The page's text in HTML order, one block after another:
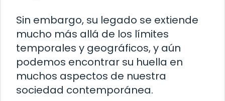
Sin embargo, su legado se extiende
mucho más allá de los límites
temporales y geográficos, y aún
podemos encontrar su huella en
muchos aspectos de nuestra
sociedad contemporánea.